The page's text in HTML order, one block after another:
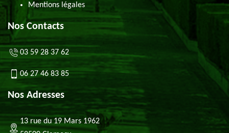
Mentions légales
Nos Contacts
03 59 28 37 62
06 27 46 83 85
Nos Adresses
13 rue du 19 Mars 1962